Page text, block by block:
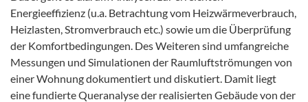
Energieeffizienz (u.a. Betrachtung vom Heizwärmeverbrauch,
Heizlasten, Stromverbrauch etc.) sowie um die Überprüfung
der Komfortbedingungen. Des Weiteren sind umfangreiche
Messungen und Simulationen der Raumluftströmungen von
einer Wohnung dokumentiert und diskutiert. Damit liegt
eine fundierte Queranalyse der realisierten Gebäude von der